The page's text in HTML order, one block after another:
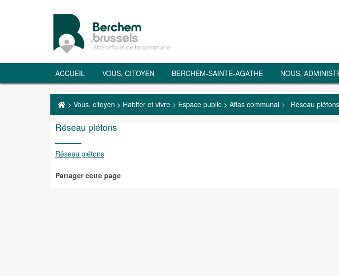
ACCUEIL VOUS, CITOYEN BERCHEM-SAINTE-AGATHE NOUS,
> Vous, citoyen > Habiter et vivre > Espace public > Atlas communal > Réseau piétons
Réseau piétons
Réseau piétons
Partager cette page